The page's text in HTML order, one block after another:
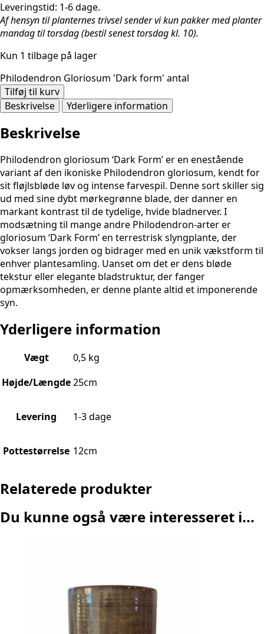
Leveringstid: 1-6 dage.
Af hensyn til planternes trivsel sender vi kun pakker med planter
mandag til torsdag (bestil senest torsdag kl. 10).
Kun 1 tilbage på lager
Philodendron Gloriosum 'Dark form' antal
Tilføj til kurv
Beskrivelse
Yderligere information
Beskrivelse
Philodendron gloriosum ‘Dark Form’ er en enestående
variant af den ikoniske Philodendron gloriosum, kendt for
sit fløjlsbløde løv og intense farvespil. Denne sort skiller sig
ud med sine dybt mørkegrønne blade, der danner en
markant kontrast til de tydelige, hvide bladnerver. I
modsætning til mange andre Philodendron-arter er
gloriosum ‘Dark Form’ en terrestrisk slyngplante, der
vokser langs jorden og bidrager med en unik vækstform til
enhver plantesamling. Uanset om det er dens bløde
tekstur eller elegante bladstruktur, der fanger
opmærksomheden, er denne plante altid et imponerende
syn.
Yderligere information
Vægt
0,5 kg
Højde/Længde25cm
Levering 1-3 dage
Pottestørrelse 12cm
Relaterede produkter
Du kunne også være interesseret i...